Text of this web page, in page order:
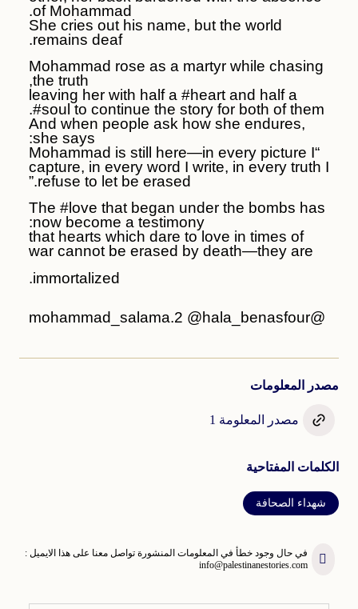
of Mohammad.
She cries out his name, but the world
remains deaf.
Mohammad rose as a martyr while chasing
the truth,
leaving her with half a #heart and half a
#soul to continue the story for both of them.
And when people ask how she endures,
she says:
“Mohammad is still here—in every picture I
capture, in every word I write, in every truth I
refuse to let be erased.”
The #love that began under the bombs has
now become a testimony:
that hearts which dare to love in times of
war cannot be erased by death—they are
immortalized.
@mohammad_salama.2 @hala_benasfour
مصدر المعلومات
مصدر المعلومة 1
الكلمات المفتاحية
شهداء الصحافة
في حال وجود خطأ في المعلومات المنشورة تواصل معنا على هذا الايميل :
info@palestinanestories.com